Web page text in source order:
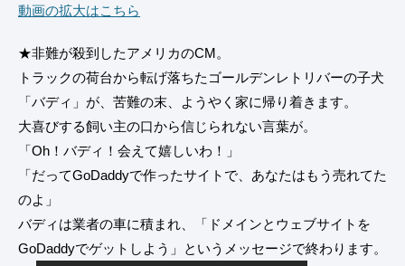
動画の拡大はこちら
★非難が殺到したアメリカのCM。
トラックの荷台から転げ落ちたゴールデンレトリバーの子犬
「バディ」が、苦難の末、ようやく家に帰り着きます。
大喜びする飼い主の口から信じられない言葉が。
「Oh！バディ！会えて嬉しいわ！」
「だってGoDaddyで作ったサイトで、あなたはもう売れてた
のよ」
バディは業者の車に積まれ、「ドメインとウェブサイトを
GoDaddyでゲットしよう」というメッセージで終わります。